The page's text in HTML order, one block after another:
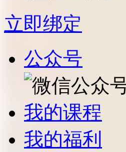
立即绑定
公众号
我的课程
我的福利